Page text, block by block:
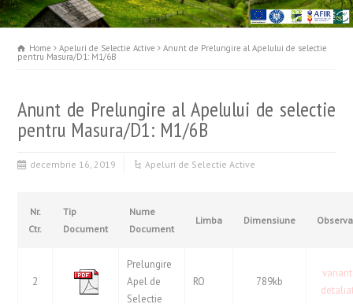
Home Apeluri de Selectie Active Anunt de Prelungire al Apelului de selectie
pentru Masura/D1: M1/6B
Anunt de Prelungire al Apelului de selectie
pentru Masura/D1: M1/6B
decembrie 16, 2019 Apeluri de Selectie Active
Nr.
Ctr.
Tip
Document
Nume
Document
Limba Dimensiune
2
Prelungire
Apel de
Selectie
RO 789kb